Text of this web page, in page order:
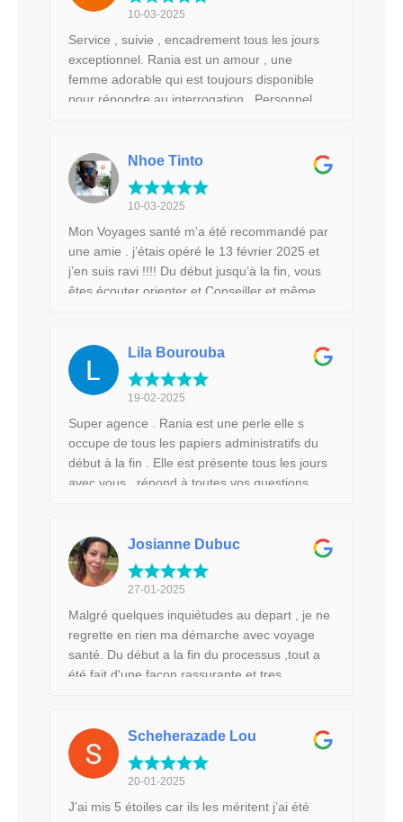
personnel de l'hôpital Carthagène Tunis
mes espérances, je recommande sans
hésitation et je repasserais par mon voyage
santé pour mes prochaines opérations.
10-03-2025
Service , suivie , encadrement tous les jours
exceptionnel. Rania est un amour , une
femme adorable qui est toujours disponible
pour répondre au interrogation . Personnel
minutieux. Même au retour au Canada , un
suivie comme du jamais vue. S’occupe même
des suivie suite à la chirurgie au retour à la
pansement….. je recommande sans aucune
hésitation à 500000% Tarif vraiment pas cher .
Bref , besoin d’une chirurgie? Allez à cette
agence précisément et c’est les même
Nhoe Tinto
10-03-2025
Mon Voyages santé m’a été recommandé par
une amie . j’étais opéré le 13 février 2025 et
j’en suis ravi !!!! Du début jusqu’à la fin, vous
êtes écouter orienter et Conseiller et même
notre arrivée à l’aéroport, un chauffeur nous
attendait nous a accompagner à la clinique et
c’est le même chauffeur qui nous a ensuite
imprenable les personnels de l’hôtel, super
sympa Merci pour tout. les infirmières aux
petits soins à l’écoute et disponible à tout
moment et àtoute heure Merci Mesdames!!
professionnalisme. Du fond du coeur mille
merci à toute l'équipe de chirurgie!! E T
Collins.
Lila Bourouba
19-02-2025
Super agence . Rania est une perle elle s
occupe de tous les papiers administratifs du
début à la fin . Elle est présente tous les jours
avec vous , répond à toutes vos questions
formidable sur moi: je suis plus que satisfaite
du résultat ) et 2 nuits à l Hopital elle vous
transfère à l hôtel ( avec l aval du chirurgien)
étoiles . Vous pouvez partir sereinement avec
Mon voyage Santé : clinique de qualité ,
chirurgien renommé et service garantie avec
Rania ❤️
Josianne Dubuc
27-01-2025
Malgré quelques inquiétudes au depart , je ne
regrette en rien ma démarche avec voyage
santé. Du début a la fin du processus ,tout a
été fait d'une facon rassurante et tres
en particulier) , l'équipe de la clinique, et les
mains magique du Dr Kallel , tout a été parfait
pour moi et je recommencerais sans aucune
Scheherazade Lou
20-01-2025
J’ai mis 5 étoiles car ils les méritent j’ai été